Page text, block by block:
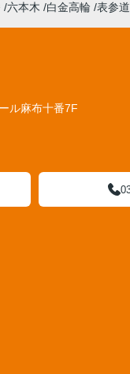
六本木 白金高輪 表参道
ル麻布十番7F